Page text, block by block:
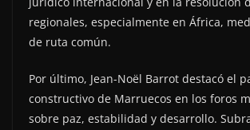
regionales, especialmente en África,
de ruta común.
Por último, Jean-Noël Barrot destacó el
constructivo de Marruecos en los foros
sobre paz, estabilidad y desarrollo.